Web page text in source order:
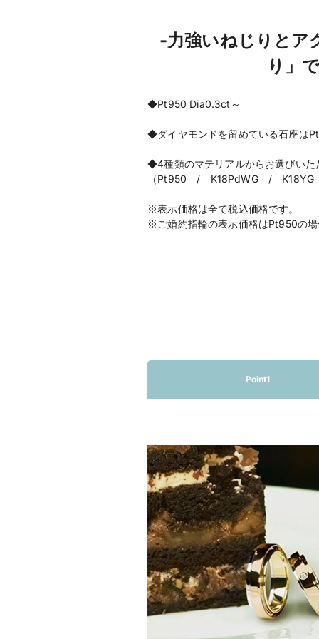
-力強いねじりとア
り」
◆Pt950 Dia0.3ct～
◆ダイヤモンドを留めている石座は
◆4種類のマテリアルからお選びいた
（Pt950 / K18PdWG /
※表示価格は全て税込価格です。
※ご婚約指輪の表示価格はPt950の
Point1